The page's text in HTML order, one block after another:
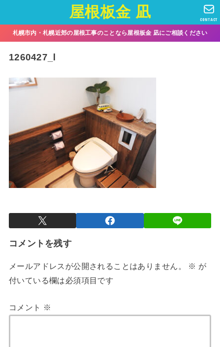
屋根板金 凪 CONTACT
札幌市内・札幌近郊の屋根工事のことなら屋根板金 凪にご相談ください
1260427_l
コメントを残す
メールアドレスが公開されることはありません。 ※ が
付いている欄は必須項目です
コメント ※